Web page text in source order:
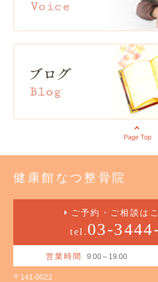
Page Top
健康館なつ整骨院
ご予約・ご相談は
tel. 03-
営業時間 9:00～19:00
〒141-0022